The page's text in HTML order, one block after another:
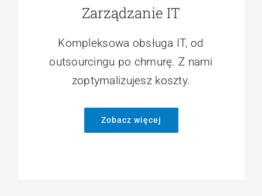
Zarządzanie IT
Kompleksowa obsługa IT, od
outsourcingu po chmurę. Z nami
zoptymalizujesz koszty.
Zobacz więcej